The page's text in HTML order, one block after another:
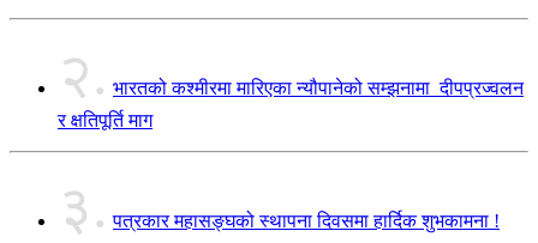
२. भारतको कश्मीरमा मारिएका न्यौपानेको सम्झनामा दीपप्रज्वलन
र क्षतिपूर्ति माग
३. पत्रकार महासङ्घको स्थापना दिवसमा हार्दिक शुभकामना !